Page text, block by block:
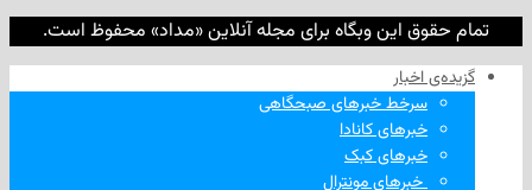
این وبگاه برای مجله آنلاین «مداد» محفوظ است.
اخبار
سرخط خبرهای صبحگاهی
خبرهای کانادا
خبرهای کبک
‌ خبرهای مونترال